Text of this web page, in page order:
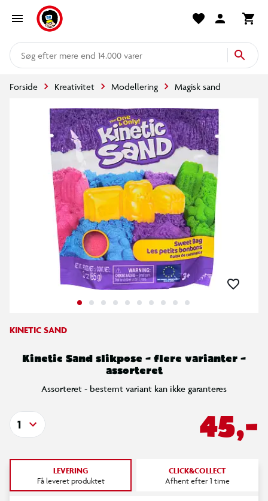
mere end 14.000 varer
Forside Kreativitet Modellering Magisk sand
KINETIC SAND
Kinetic Sand slikpose – flere varianter –
assorteret
Assorteret - bestemt variant kan ikke garanteres
45,-
1
LEVERING
Få leveret produktet
CLICK&COLLECT
Afhent efter 1 time